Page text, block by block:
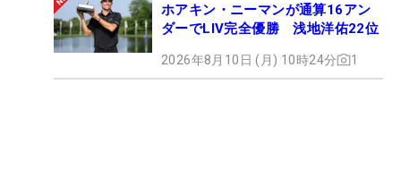
ホアキン・ニーマンが通算16アン
ダーでLIV完全優勝 浅地洋佑22位
2026年8月10日 (月) 10時24分 1